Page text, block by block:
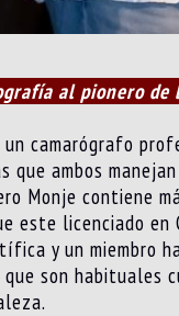
al pionero
camarógrafo
que ambos
Monje contiene
este licenciado en
y un miembro
son habituales